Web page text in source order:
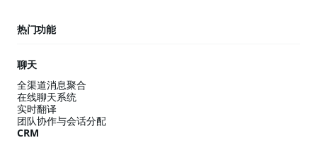
热门功能
聊天
全渠道消息聚合
在线聊天系统
实时翻译
团队协作与会话分配
CRM